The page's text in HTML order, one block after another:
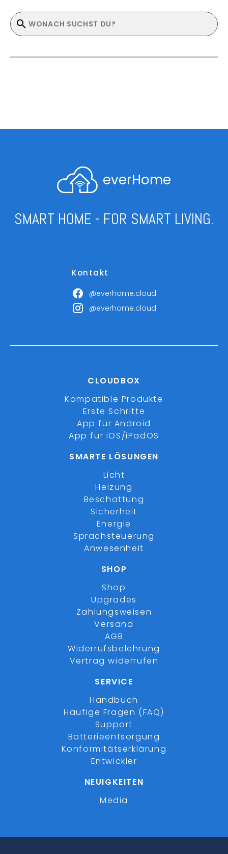
everHome
SMART HOME - FOR SMART LIVING.
Kontakt
@everhome.cloud
@everhome.cloud
CLOUDBOX
Kompatible Produkte
Erste Schritte
App für Android
App für iOS/iPadOS
SMARTE LÖSUNGEN
Licht
Heizung
Beschattung
Sicherheit
Energie
Sprachsteuerung
Anwesenheit
SHOP
Shop
Upgrades
Zahlungsweisen
Versand
AGB
Widerrufsbelehrung
Vertrag widerrufen
SERVICE
Handbuch
Häufige Fragen (FAQ)
Support
Batterieentsorgung
Konformitätserklärung
Entwickler
NEUIGKEITEN
Media